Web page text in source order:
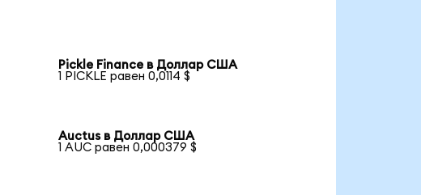
Pickle Finance в Доллар США
1 PICKLE равен 0,0114 $
Auctus в Доллар США
1 AUC равен 0,000379 $